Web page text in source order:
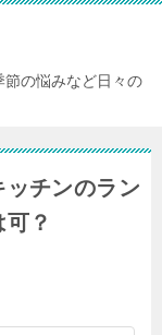
節の悩みなど日々の
チンのラン
？